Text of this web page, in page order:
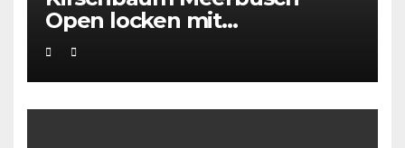
Open locken mit
Weltklassetennis